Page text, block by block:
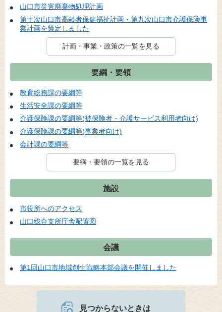
山口市災害廃棄物処理計画
第十次山口市高齢者保健福祉計画・第九次山口市介護保険事
業計画を策定しました
計画・事業・政策の一覧を見る
要綱・要領
教育総務課の要綱等
生活安全課の要綱等
介護保険課の要綱等(被保険者・介護サービス利用者向け)
介護保険課の要綱等(事業者向け)
会計課の要綱等
要綱・要領の一覧を見る
施設
市役所へのアクセス
山口総合支所庁舎配置図
会議
第1回山口市地域創生戦略本部会議を開催しました
見つからないときは